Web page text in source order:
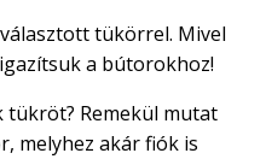
tükörrel. Mivel
a bútorokhoz!
tükröt? Remekül mutat
melyhez akár fiók is